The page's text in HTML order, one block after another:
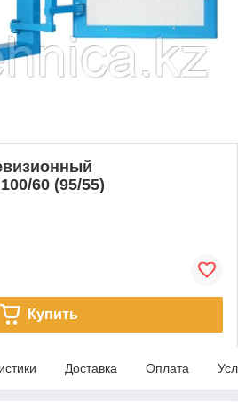
60 (95/55)
Купить
Доставка Оплата